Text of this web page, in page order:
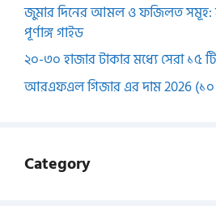
জুমার দিনের আমল ও ফজিলত সমূহ:
পূর্ণাঙ্গ গাইড
২০-৩০ হাজার টাকার মধ্যে সেরা ১৫
আরএফএল গিজার এর দাম 2026 (১০
Category